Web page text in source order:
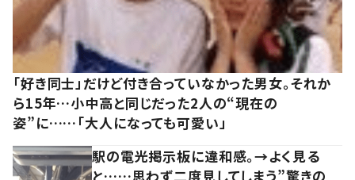
「好き同士」だけど付き合っていなかった男女。それか
ら15年…小中高と同じだった2人の“現在の
姿”に……「大人になっても可愛い」
駅の電光掲示板に違和感。→よく見る
と……思わず二度見してしまう”驚きの